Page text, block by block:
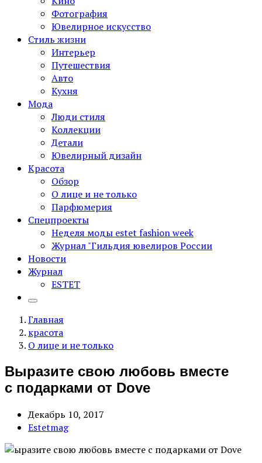
Фотография
Ювелирное искусство
Стиль жизни
Интерьер
Путешествия
Авто
Кухня
Мода
Люди стиля
Коллекции
Детали
Ювелирный дизайн
Красота
Обзор
О лице и не только
Парфюмерия
Спецпроекты
Неделя моды estet fashion week
Журнал "Гильдия ювелиров России
Новости
Журнал
ESTET
Главная
красота
О лице и не только
Выразите свою любовь вместе
с подарками от Dove
Декабрь 10, 2017
Estetmag